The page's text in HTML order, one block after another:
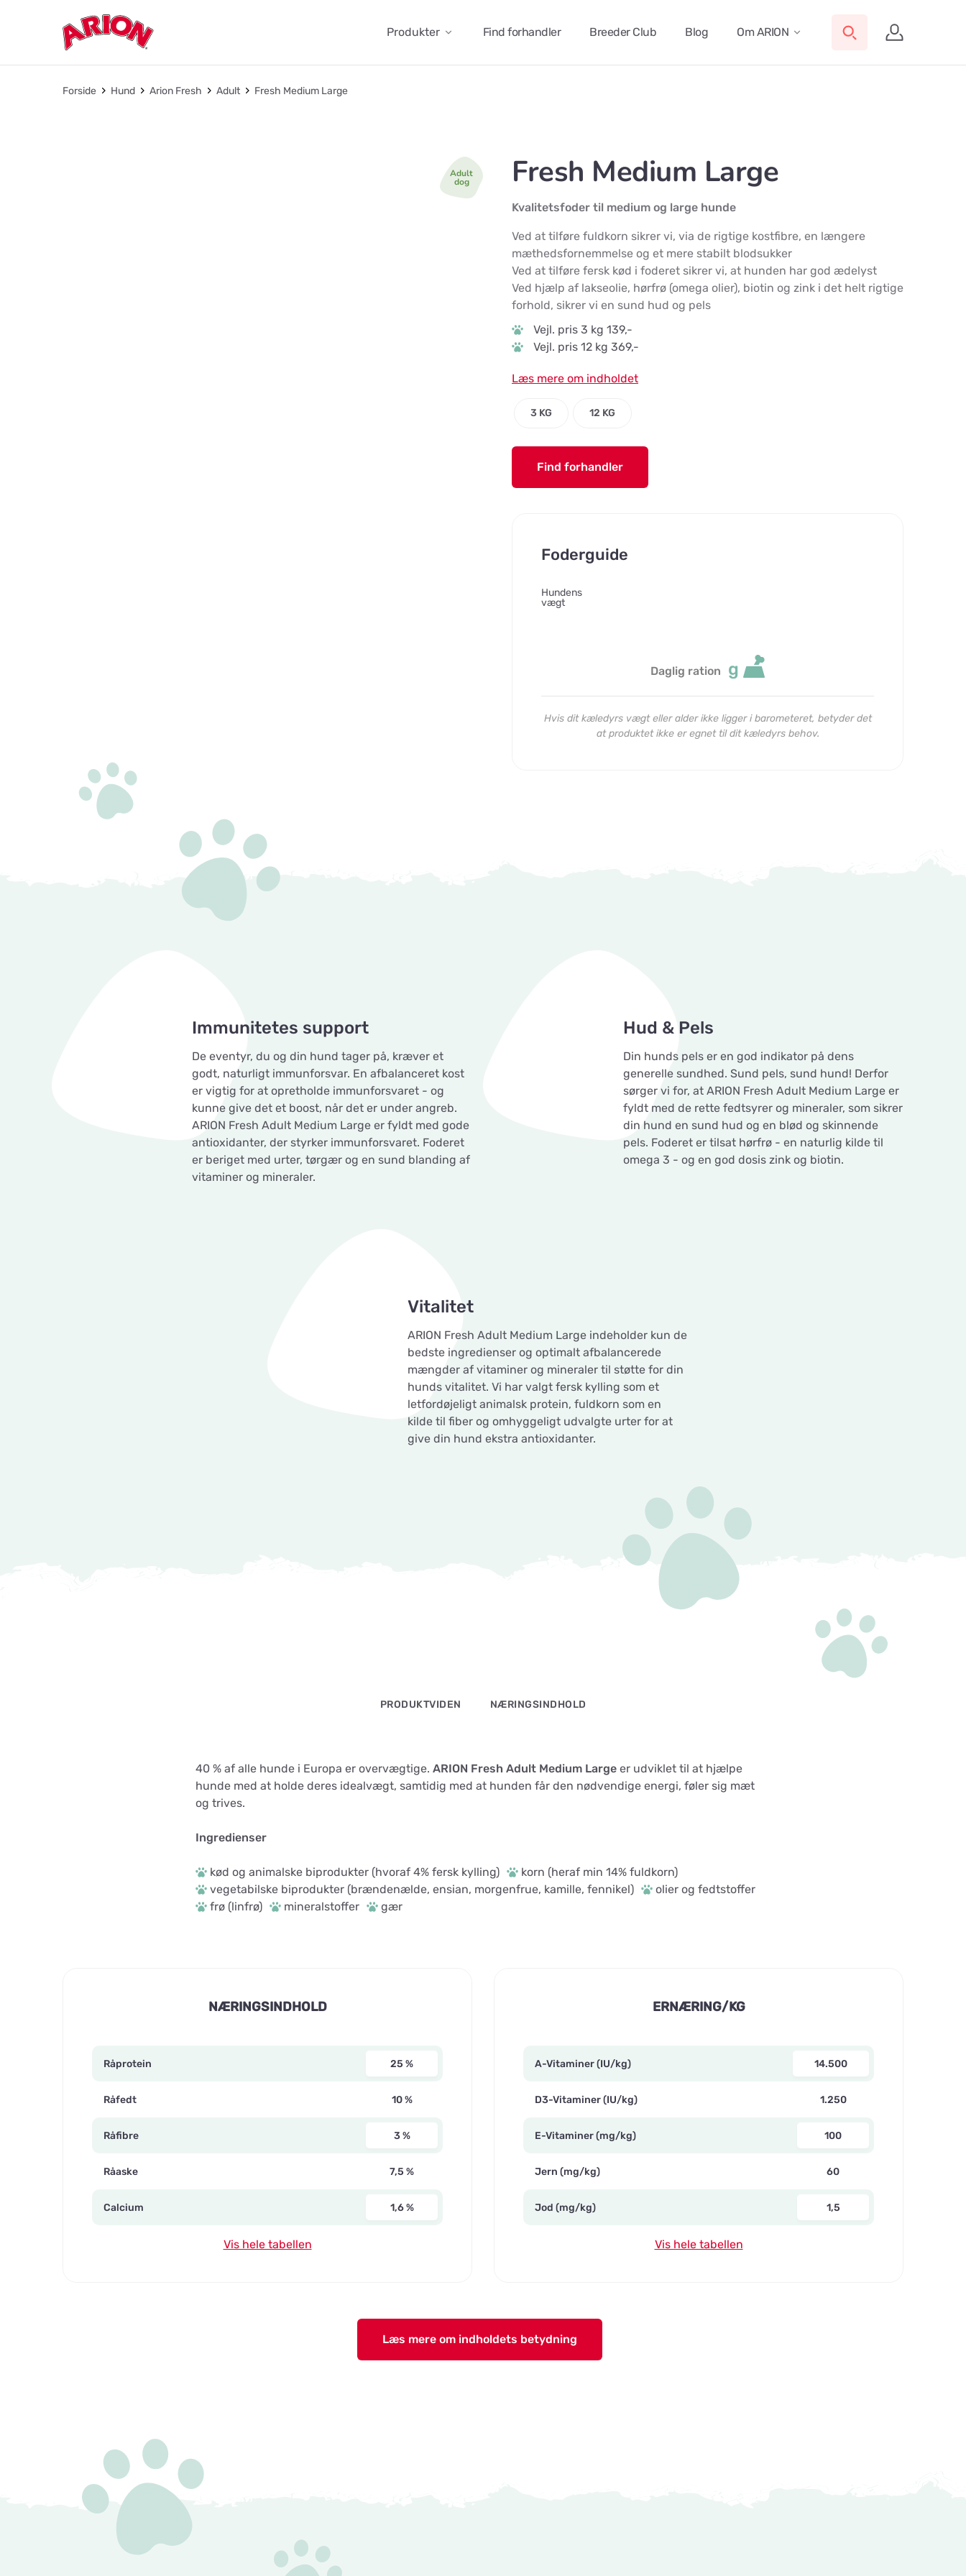
Produkter Find forhandler Breeder Club Blog Om ARION
Forside Hund Arion Fresh Adult Fresh Medium Large
Adult
dog Fresh Medium Large
Kvalitetsfoder til medium og large hunde
Ved at tilføre fuldkorn sikrer vi, via de rigtige kostfibre, en længere
mæthedsfornemmelse og et mere stabilt blodsukker
Ved at tilføre fersk kød i foderet sikrer vi, at hunden har god ædelyst
Ved hjælp af lakseolie, hørfrø (omega olier), biotin og zink i det helt rigtige
forhold, sikrer vi en sund hud og pels
Vejl. pris 3 kg 139,-
Vejl. pris 12 kg 369,-
Læs mere om indholdet
3 KG 12 KG
Find forhandler
Foderguide
Hundens
vægt
Daglig ration g
Hvis dit kæledyrs vægt eller alder ikke ligger i barometeret, betyder det
at produktet ikke er egnet til dit kæledyrs behov.
Immunitetes support
De eventyr, du og din hund tager på, kræver et
godt, naturligt immunforsvar. En afbalanceret kost
er vigtig for at opretholde immunforsvaret - og
kunne give det et boost, når det er under angreb.
ARION Fresh Adult Medium Large er fyldt med gode
antioxidanter, der styrker immunforsvaret. Foderet
er beriget med urter, tørgær og en sund blanding af
vitaminer og mineraler.
Hud & Pels
Din hunds pels er en god indikator på dens
generelle sundhed. Sund pels, sund hund! Derfor
sørger vi for, at ARION Fresh Adult Medium Large er
fyldt med de rette fedtsyrer og mineraler, som sikrer
din hund en sund hud og en blød og skinnende
pels. Foderet er tilsat hørfrø - en naturlig kilde til
omega 3 - og en god dosis zink og biotin.
Vitalitet
ARION Fresh Adult Medium Large indeholder kun de
bedste ingredienser og optimalt afbalancerede
mængder af vitaminer og mineraler til støtte for din
hunds vitalitet. Vi har valgt fersk kylling som et
letfordøjeligt animalsk protein, fuldkorn som en
kilde til fiber og omhyggeligt udvalgte urter for at
give din hund ekstra antioxidanter.
PRODUKTVIDEN NÆRINGSINDHOLD
40 % af alle hunde i Europa er overvægtige. ARION Fresh Adult Medium Large er udviklet til at hjælpe
hunde med at holde deres idealvægt, samtidig med at hunden får den nødvendige energi, føler sig mæt
og trives.
Ingredienser
kød og animalske biprodukter (hvoraf 4% fersk kylling)
korn (heraf min 14% fuldkorn)
vegetabilske biprodukter (brændenælde, ensian, morgenfrue, kamille, fennikel)
olier og fedtstoffer
frø (linfrø)
mineralstoffer gær
NÆRINGSINDHOLD
Råprotein 25 %
Råfedt 10 %
Råfibre 3 %
Råaske 7,5 %
Calcium 1,6 %
Vis hele tabellen
ERNÆRING/KG
A-Vitaminer (IU/kg) 14.500
D3-Vitaminer (IU/kg) 1.250
E-Vitaminer (mg/kg) 100
Jern (mg/kg) 60
Jod (mg/kg) 1,5
Vis hele tabellen
Læs mere om indholdets betydning